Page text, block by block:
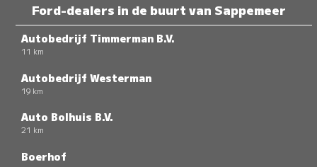
Ford-dealers in de buurt van Sappemeer
Autobedrijf Timmerman B.V.
11 km
Autobedrijf Westerman
19 km
Auto Bolhuis B.V.
21 km
Boerhof